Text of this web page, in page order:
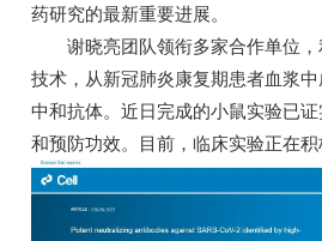
药研究的最新重要进展。
谢晓亮团队领衔多家合作单位，
技术，从新冠肺炎康复期患者血浆
中和抗体。近日完成的小鼠实验已
和预防功效。目前，临床实验正在积